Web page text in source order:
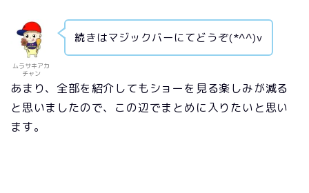
ムラサキアカ
チャン
続きはマジックバーにてどうぞ(*^^)v
あまり、全部を紹介してもショーを見る楽しみが減る
と思いましたので、この辺でまとめに入りたいと思い
ます。